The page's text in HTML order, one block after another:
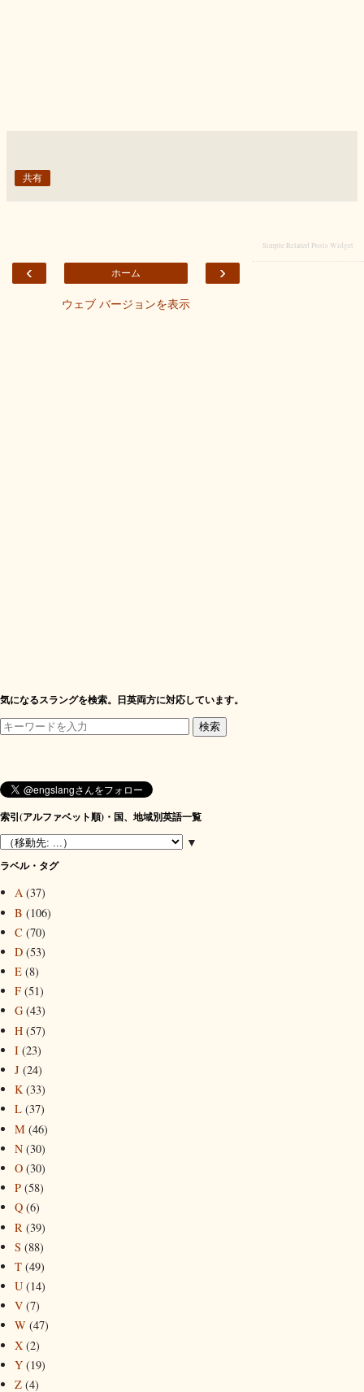
共有
Simple Related Posts Widget
‹ ›
ホーム
ウェブ バージョンを表示
気になるスラングを検索。日英両方に対応しています。
索引(アルファベット順)・国、地域別英語一覧
▼
ラベル・タグ
A (37)
B (106)
C (70)
D (53)
E (8)
F (51)
G (43)
H (57)
I (23)
J (24)
K (33)
L (37)
M (46)
N (30)
O (30)
P (58)
Q (6)
R (39)
S (88)
T (49)
U (14)
V (7)
W (47)
X (2)
Y (19)
Z (4)